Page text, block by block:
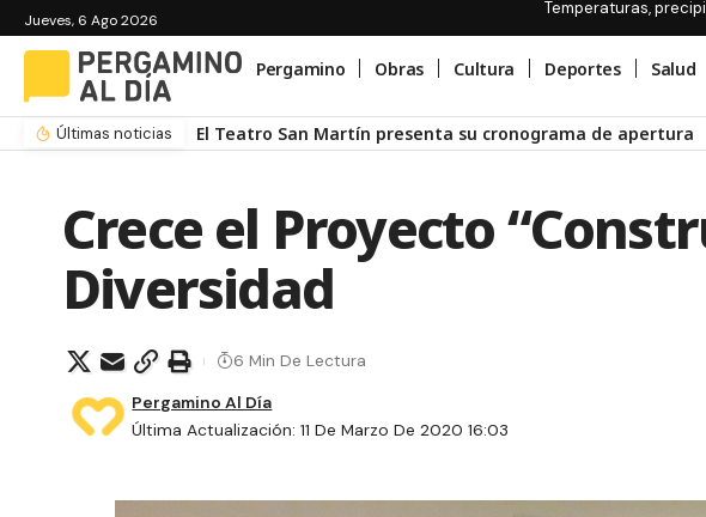
Jueves, 6 Ago 2026
Temperaturas,
Pergamino Obras Cultura Deportes Salud
Últimas noticias El Teatro San Martín presenta su cronograma de apertura
Crece el Proyecto
Diversidad
Última Actualización: 11 De Marzo De 2020 16:03
Pergamino Al Día
6 Min De Lectura